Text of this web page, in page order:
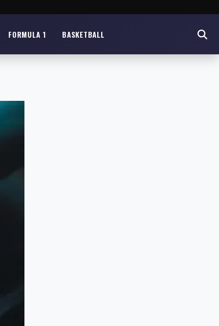
FORMULA 1 BASKETBALL